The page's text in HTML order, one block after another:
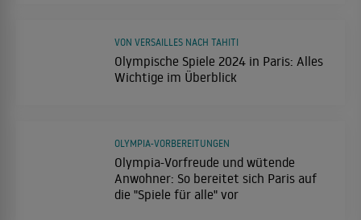
Olympische Spiele 2024 in Paris: Alles
Wichtige im Überblick
VON VERSAILLES NACH TAHITI
Olympia-Vorfreude und wütende
Anwohner: So bereitet sich Paris auf
die "Spiele für alle" vor
OLYMPIA-VORBEREITUNGEN